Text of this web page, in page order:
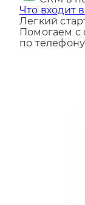
CRM в
Что входит
Легкий
Помогаем с